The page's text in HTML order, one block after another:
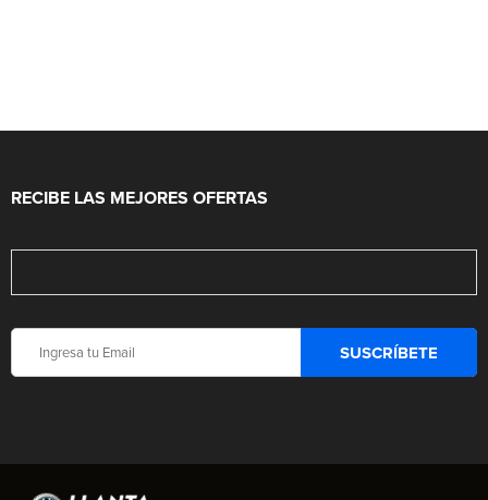
RECIBE LAS MEJORES OFERTAS